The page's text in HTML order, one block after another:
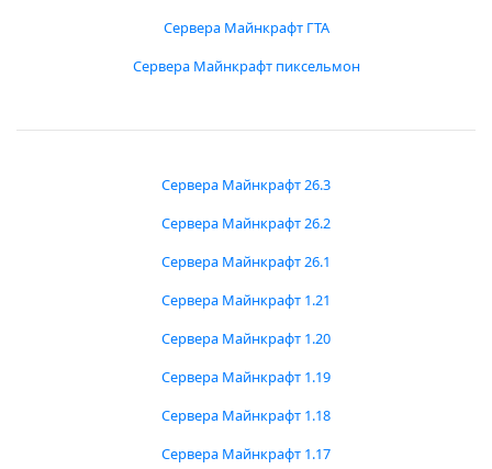
Сервера Майнкрафт ГТА
Сервера Майнкрафт пиксельмон
Сервера Майнкрафт 26.3
Сервера Майнкрафт 26.2
Сервера Майнкрафт 26.1
Сервера Майнкрафт 1.21
Сервера Майнкрафт 1.20
Сервера Майнкрафт 1.19
Сервера Майнкрафт 1.18
Сервера Майнкрафт 1.17